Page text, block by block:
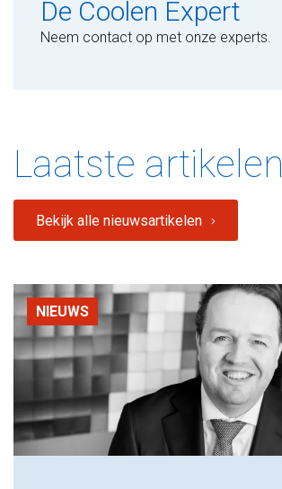
De Coolen Expert
Neem contact op met onze experts.
Laatste artikelen
Bekijk alle nieuwsartikelen
NIEUWS